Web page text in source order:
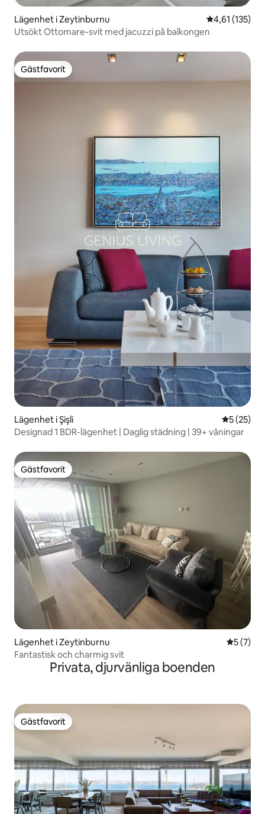
Lägenhet i Zeytinburnu 4,61 av 5 i
4,61 (135)
Utsökt Ottomare-svit med jacuzzi på balkongen
Gästfavorit
Gästfavorit
Lägenhet i Şişli 5 av 5 i
5 (25)
Designad 1 BDR-lägenhet | Daglig städning | 39+ våningar
Gästfavorit
Gästfavorit
Lägenhet i Zeytinburnu 5 av 5 i
5 (7)
Fantastisk och charmig svit
Privata, djurvänliga boenden
Gästfavorit
Gästfavorit